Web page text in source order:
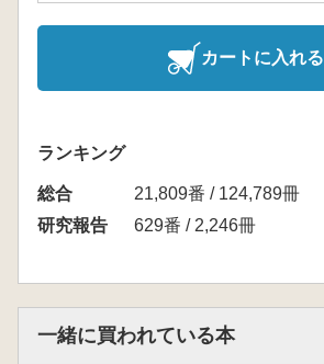
カートに入れる
ランキング
総合
21,809番 / 124,789冊
研究報告
629番 / 2,246冊
一緒に買われている本